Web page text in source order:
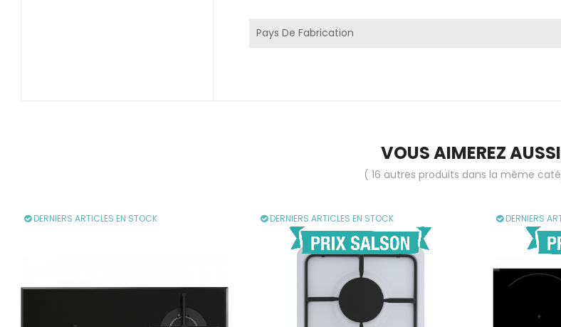
Pays De Fabrication
VOUS AIMEREZ
( 16 autres produits dans la même
DERNIERS ARTICLES EN STOCK DERNIERS ARTICLES EN STOCK DERNIERS